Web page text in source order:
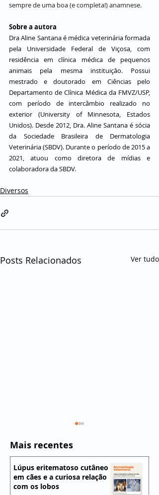
sempre de uma boa (e completa!) anamnese.
Sobre a autora
Dra Aline Santana é médica veterinária formada
pela Universidade Federal de Viçosa, com
residência em clínica médica de pequenos
animais pela mesma instituição. Possui
mestrado e doutorado em Ciências pelo
Departamento de Clínica Médica da FMVZ/USP,
com período de intercâmbio realizado no
exterior (University of Minnesota, Estados
Unidos). Desde 2012, Dra. Aline Santana é sócia
da Sociedade Brasileira de Dermatologia
Veterinária (SBDV). Durante o período de 2015 a
2021, atuou como diretora de mídias e
colaboradora da SBDV.
Diversos
Posts Relacionados Ver tudo
Mais recentes
Lúpus eritematoso cutâneo
em cães e a curiosa relação
com os lobos